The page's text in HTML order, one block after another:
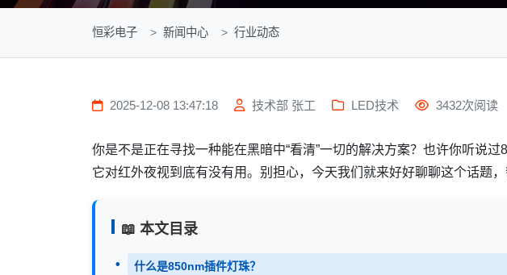
恒彩电子 新闻中心 行业动态
2025-12-08 13:47:18 技术部 张工 LED技术 3432次阅读
你是不是正在寻找一种能在黑暗中“看清”一切的解决方案？也许你听说
它对红外夜视到底有没有用。别担心，今天我们就来好好聊聊这个话题，
📖 本文目录
什么是850nm插件灯珠？